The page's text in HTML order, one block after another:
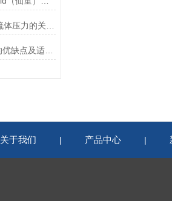
美国AIRTROL压力开关的优缺点及适用范围讲解
关于我们 | 产品中心 |